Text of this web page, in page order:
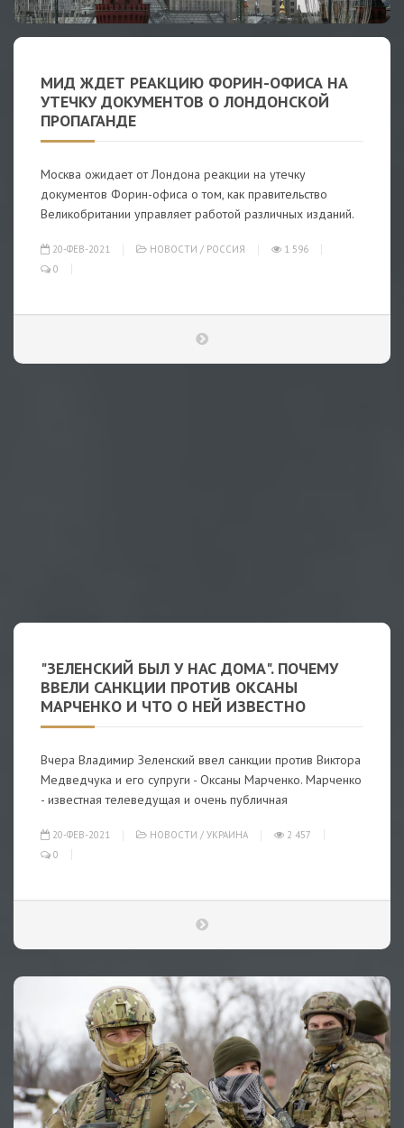
МИД ЖДЕТ РЕАКЦИЮ ФОРИН-ОФИСА НА
УТЕЧКУ ДОКУМЕНТОВ О ЛОНДОНСКОЙ
ПРОПАГАНДЕ
Москва ожидает от Лондона реакции на утечку
документов Форин-офиса о том, как правительство
Великобритании управляет работой различных изданий.
20-ФЕВ-2021 НОВОСТИ / РОССИЯ
1 596
0
"ЗЕЛЕНСКИЙ БЫЛ У НАС ДОМА". ПОЧЕМУ
ВВЕЛИ САНКЦИИ ПРОТИВ ОКСАНЫ
МАРЧЕНКО И ЧТО О НЕЙ ИЗВЕСТНО
Вчера Владимир Зеленский ввел санкции против Виктора
Медведчука и его супруги - Оксаны Марченко. Марченко
- известная телеведущая и очень публичная
20-ФЕВ-2021 НОВОСТИ / УКРАИНА
2 457
0